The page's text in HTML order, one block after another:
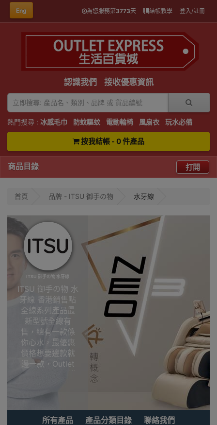
Eng 為您服務第3773天 結帳教學 登入/註冊
認識我們 接收優惠資訊
熱門搜尋 : 冰感毛巾 防蚊驅蚊 電動輪椅 風扇衣 玩水必備
按我結帳 - 0 件產品
商品目錄 打開
首頁 品牌 - ITSU 御手の物 水牙線
ITSU 御手の物 水牙線
ITSU 御手の物 水
牙線 香港銷售點
全線系列產品最
新型號全線有
售，總有一款係
你心水，最優惠
價格想要邊款就
邊一款，Outlet
Express HK香港
購!ITSU 御手の物
點
所有產品 產品分類目錄 聯絡我們